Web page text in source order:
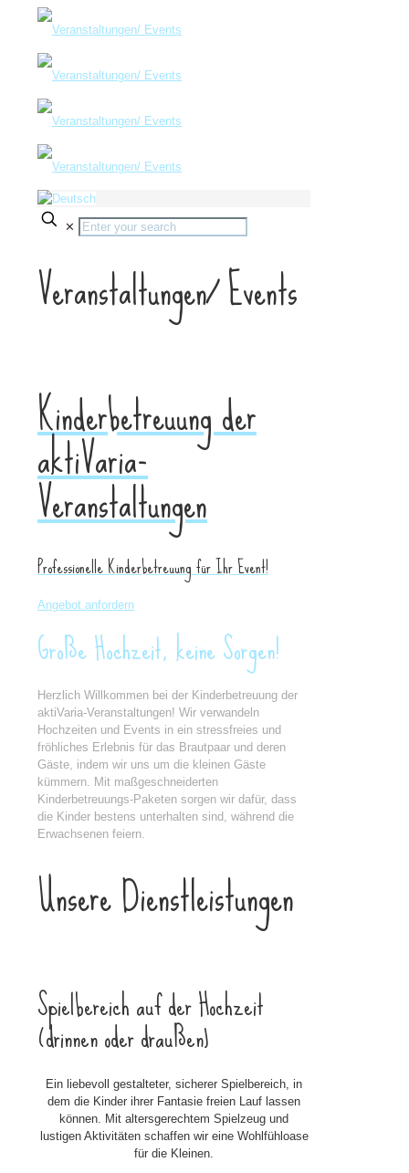
✕
Veranstaltungen/ Events
Kinderbetreuung der
aktiVaria-
Veranstaltungen
Professionelle Kinderbetreuung für Ihr Event!
Angebot anfordern
Große Hochzeit, keine Sorgen!
Herzlich Willkommen bei der Kinderbetreuung der
aktiVaria-Veranstaltungen! Wir verwandeln
Hochzeiten und Events in ein stressfreies und
fröhliches Erlebnis für das Brautpaar und deren
Gäste, indem wir uns um die kleinen Gäste
kümmern. Mit maßgeschneiderten
Kinderbetreuungs-Paketen sorgen wir dafür, dass
die Kinder bestens unterhalten sind, während die
Erwachsenen feiern.
Unsere Dienstleistungen
Spielbereich auf der Hochzeit
(drinnen oder draußen)
Ein liebevoll gestalteter, sicherer Spielbereich, in
dem die Kinder ihrer Fantasie freien Lauf lassen
können. Mit altersgerechtem Spielzeug und
lustigen Aktivitäten schaffen wir eine Wohlfühloase
für die Kleinen.